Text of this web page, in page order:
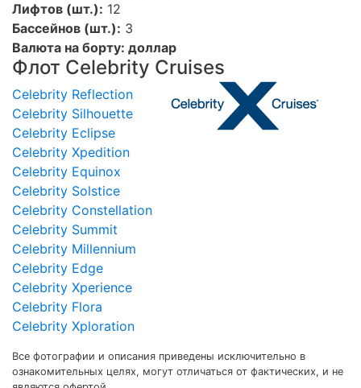
Лифтов (шт.): 12
Бассейнов (шт.): 3
Валюта на борту: доллар
Флот Celebrity Cruises
Celebrity Reflection
Celebrity Silhouette
Celebrity Eclipse
Celebrity Xpedition
Celebrity Equinox
Celebrity Solstice
Celebrity Constellation
Celebrity Summit
Celebrity Millennium
Celebrity Edge
Celebrity Xperience
Celebrity Flora
Celebrity Xploration
Все фотографии и описания приведены исключительно в
ознакомительных целях, могут отличаться от фактических, и не